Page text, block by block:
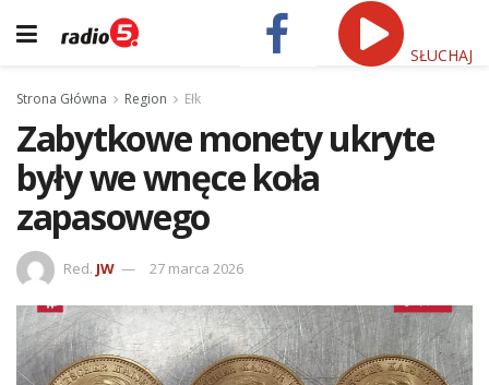
SŁUCHAJ
Strona Główna Region Ełk
Zabytkowe monety ukryte
były we wnęce koła
zapasowego
Red. JW 27 marca 2026